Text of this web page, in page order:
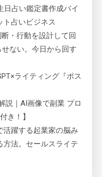
日占い鑑定書作成バイ
ト占いビジネス
・行動を設計して回
ない。今日から回す
ライティング『ポス
説｜AI画像で副業 プロ
き！】
活躍する起業家の脳み
方法。セールスライテ